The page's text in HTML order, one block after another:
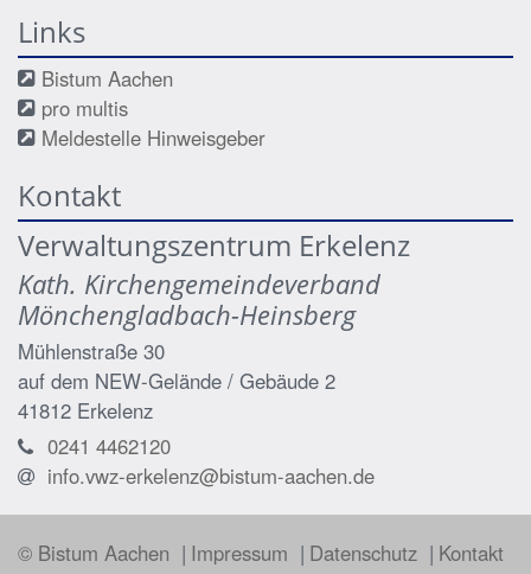
Links
Bistum Aachen
pro multis
Meldestelle Hinweisgeber
Kontakt
Verwaltungszentrum Erkelenz
Kath. Kirchengemeindeverband
Mönchengladbach-Heinsberg
Mühlenstraße 30
auf dem NEW-Gelände / Gebäude 2
41812 Erkelenz
0241 4462120
info.vwz-erkelenz@bistum-aachen.de
© Bistum Aachen Impressum Datenschutz Kontakt